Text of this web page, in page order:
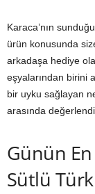
Karaca’nın
ürün konusunda
arkadaşa hediye
eşyalarından birini
bir uyku sağlayan
arasında
Günün
Sütlü